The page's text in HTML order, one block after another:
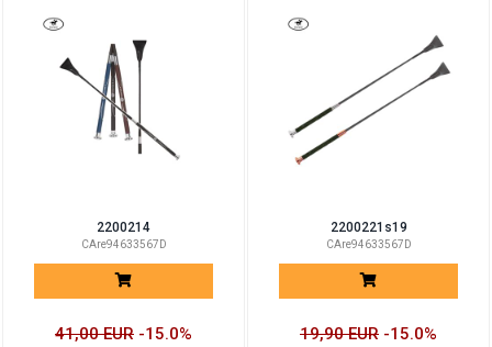
2200214
CAre94633567D
41,00 EUR -15.0%
2200221s19
CAre94633567D
19,90 EUR -15.0%